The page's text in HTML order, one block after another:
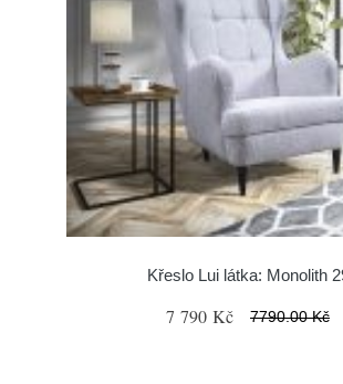
Křeslo Lui látka: Monolith
7 790 Kč 7790.00 Kč